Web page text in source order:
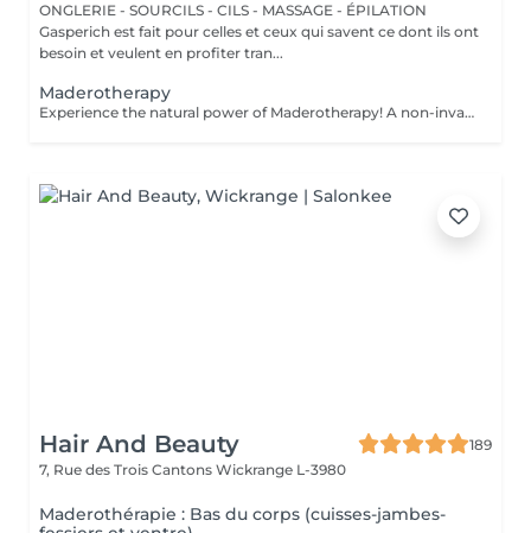
ONGLERIE - SOURCILS - CILS - MASSAGE - ÉPILATION
Gasperich est fait pour celles et ceux qui savent ce dont ils ont
besoin et veulent en profiter tran...
Maderotherapy
Experience the natural power of Maderotherapy! A non-invasive body sculpting technique that uses specially designed wooden tools to stimulate circulation, reduce cellulite, and contour the body. Originating from Colombia, this therapy promotes lymphatic drainage, boosts metabolism, and helps eliminate toxins all while deeply relaxing the body and mind. Age restrictions: recommended to do from 16 years. Post procedure recommendations: do not do sport and any sharp movements for 2-3 hours after the procedure. Frequency: 2-3 times per week, 10 times in total. Repeat once in 3-6 months.
Hair And Beauty
189
7, Rue des Trois Cantons Wickrange L-3980
Maderothérapie : Bas du corps (cuisses-jambes-